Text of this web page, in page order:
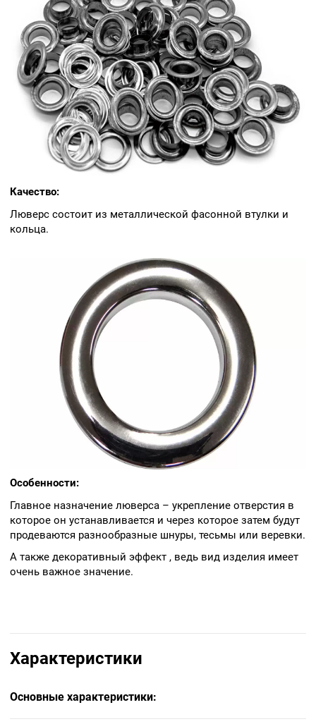
Качество:
Люверс состоит из металлической фасонной втулки и
кольца.
Особенности:
Главное назначение люверса – укрепление отверстия в
которое он устанавливается и через которое затем будут
продеваются разнообразные шнуры, тесьмы или веревки.
А также декоративный эффект , ведь вид изделия имеет
очень важное значение.
Характеристики
Основные характеристики: